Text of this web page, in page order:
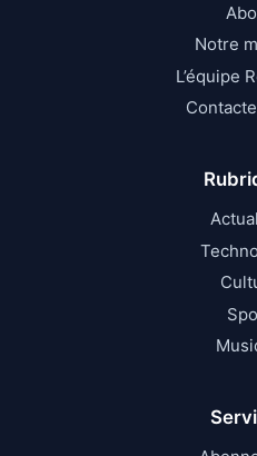
Notre
L’équipe